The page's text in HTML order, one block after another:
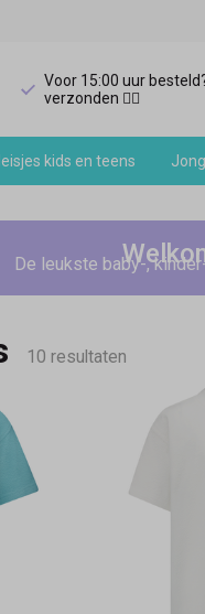
Voor 15:00 uur
verzonden 🏃‍♀️
kids en teens
De leukste baby-,
10 resultaten